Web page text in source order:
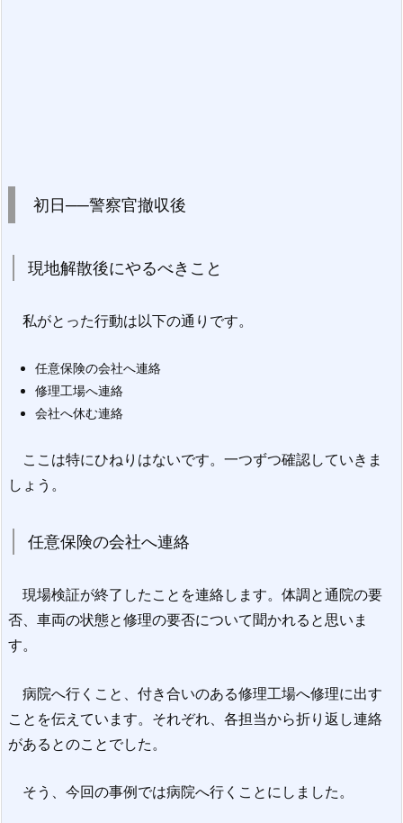
初日──警察官撤収後
現地解散後にやるべきこと
私がとった行動は以下の通りです。
任意保険の会社へ連絡
修理工場へ連絡
会社へ休む連絡
ここは特にひねりはないです。一つずつ確認していきま
しょう。
任意保険の会社へ連絡
現場検証が終了したことを連絡します。体調と通院の要
否、車両の状態と修理の要否について聞かれると思いま
す。
病院へ行くこと、付き合いのある修理工場へ修理に出す
ことを伝えています。それぞれ、各担当から折り返し連絡
があるとのことでした。
そう、今回の事例では病院へ行くことにしました。